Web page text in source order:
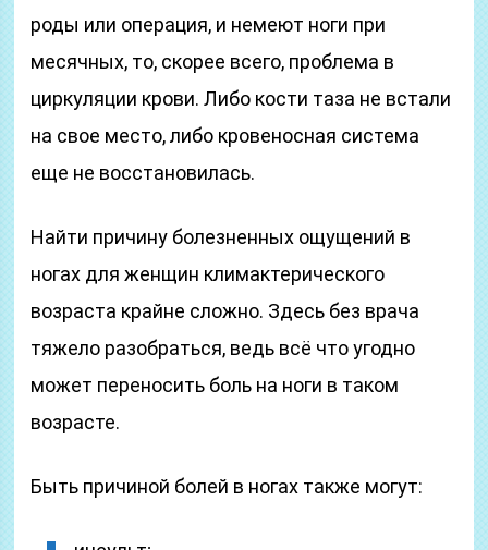
роды или операция, и немеют ноги при
месячных, то, скорее всего, проблема в
циркуляции крови. Либо кости таза не встали
на свое место, либо кровеносная система
еще не восстановилась.
Найти причину болезненных ощущений в
ногах для женщин климактерического
возраста крайне сложно. Здесь без врача
тяжело разобраться, ведь всё что угодно
может переносить боль на ноги в таком
возрасте.
Быть причиной болей в ногах также могут: